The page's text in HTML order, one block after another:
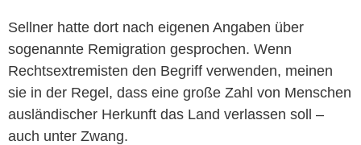
Sellner hatte dort nach eigenen Angaben über
sogenannte Remigration gesprochen. Wenn
Rechtsextremisten den Begriff verwenden, meinen
sie in der Regel, dass eine große Zahl von Menschen
ausländischer Herkunft das Land verlassen soll –
auch unter Zwang.